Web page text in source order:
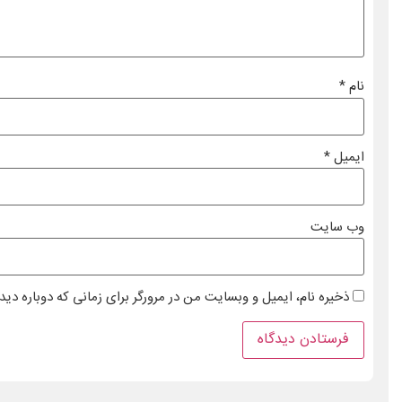
نام*
ایمیل*
وب‌ سایت
ذخیره نام، ایمیل و وبسایت من در مرورگر برای زمانی که دوباره